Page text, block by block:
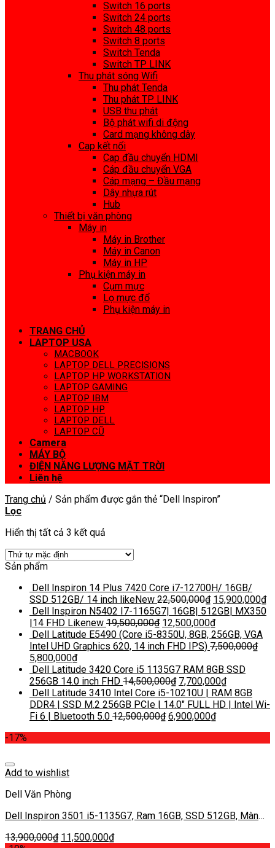
Switch 16 ports
Switch 24 ports
Switch 48 ports
Switch 8 ports
Switch Tenda
Switch TP LINK
Thu phát sóng Wifi
Thu phát Tenda
Thu phát TP LINK
USB thu phát
Bộ phát wifi di động
Card mạng không dây
Cap kết nối
Cap đầu chuyển HDMI
Cáp đầu chuyển VGA
Cáp mạng – Đầu mạng
Dây nhựa rút
Hub
Thiết bị văn phòng
Máy in
Máy in Brother
Máy in Canon
Máy in HP
Phụ kiện máy in
Cụm mực
Lọ mực đổ
Phụ kiện máy in
TRANG CHỦ
LAPTOP USA
MACBOOK
LAPTOP DELL PRECISIONS
LAPTOP HP WORKSTATION
LAPTOP GAMING
LAPTOP IBM
LAPTOP HP
LAPTOP DELL
LAPTOP CŨ
Camera
MÁY BỘ
ĐIỆN NĂNG LƯỢNG MẶT TRỜI
Liên hệ
Trang chủ / Sản phẩm được gắn thẻ “Dell Inspiron”
Lọc
Hiển thị tất cả 3 kết quả
Sản phẩm
Dell Inspiron 14 Plus 7420 Core i7-12700H/ 16GB/
SSD 512GB/ 14 inch likeNew 22,500,000₫ 15,900,000₫
Dell Inspiron N5402 I7-1165G7| 16GB| 512GB| MX350
|14 FHD Likenew 19,500,000₫ 12,500,000₫
Dell Latitude E5490 (Core i5-8350U, 8GB, 256GB, VGA
Intel UHD Graphics 620, 14 inch FHD IPS) 7,500,000₫
5,800,000₫
Dell Latitude 3420 Core i5 1135G7 RAM 8GB SSD
256GB 14.0 inch FHD 14,500,000₫ 7,700,000₫
Dell Latitude 3410 Intel Core i5-10210U | RAM 8GB
DDR4 | SSD M.2 256GB PCIe | 14.0″ FULL HD | Intel Wi-
Fi 6 | Bluetooth 5.0 12,500,000₫ 6,900,000₫
-17%
Add to wishlist
Dell Văn Phòng
Dell Inspiron 3501 i5-1135G7, Ram 16GB, SSD 512GB, Màn
13,900,000₫ 11,500,000₫